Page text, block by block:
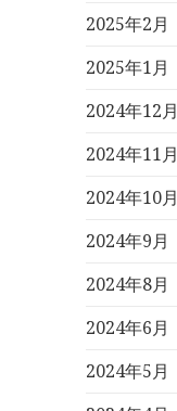
2025年2月
2025年1月
2024年12月
2024年11月
2024年10月
2024年9月
2024年8月
2024年6月
2024年5月